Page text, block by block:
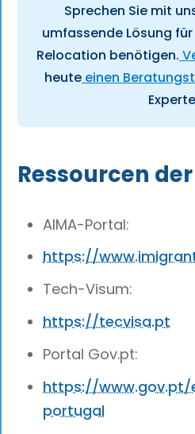
Sprechen Sie mit
umfassende Lösung
Relocation benötigen.
heute einen
Ressourcen
AIMA-Portal:
https://
Tech-Visum:
https://tecvisa.pt
Portal Gov.pt:
https://
portugal